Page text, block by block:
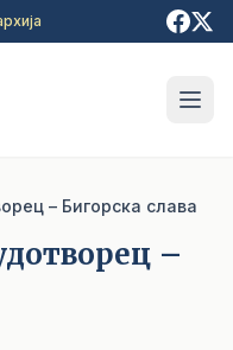
– Бигорска слава
–